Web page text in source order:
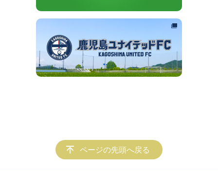
ページの先頭へ戻る